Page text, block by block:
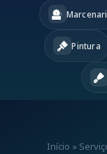
Pintura
Início »